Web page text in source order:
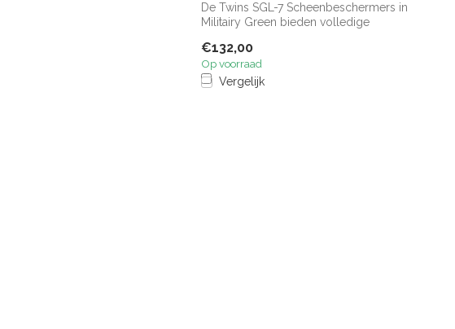
De Twins SGL-7 Scheenbeschermers in
Militairy Green bieden volledige
€132,00
Op voorraad
Vergelijk